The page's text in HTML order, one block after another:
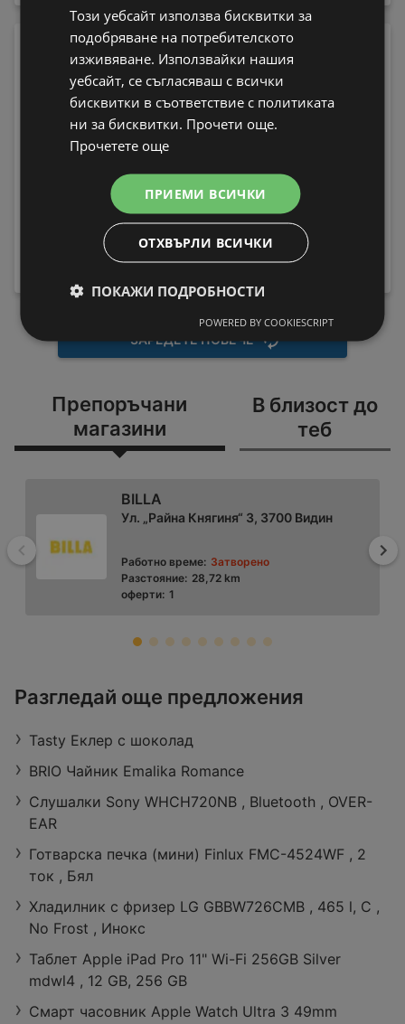
Пералня Crown ALW
80T , 5.00 kg, 800 об./
мин., D
-13%
Електрическа четка
за зъби Philips
HX9911/17 Sonicare
189,99 € / 371,59 лв.
219 € / 428,33
ЗАРЕДЕТЕ ПОВЕЧЕ
Препоръчани
магазини
В близост до
теб
Назад
BILLA
Ул. „Райна Княгиня“ 3, 3700 Видин
Работно време: Затворено
Разстояние: 28,72 km
оферти: 1
Retail Park Vidin, бул. „Панония“ 43,
Работно време:
Разстояние:
27,29 km
Разгледай още предложения
Tasty Еклер с шоколад
BRIO Чайник Emalika Romance
Слушалки Sony WHCH720NB , Bluetooth , OVER-
EAR
Готварска печка (мини) Finlux FMC-4524WF , 2
ток , Бял
Хладилник с фризер LG GBBW726CMB , 465 l, C ,
No Frost , Инокс
Таблет Apple iPad Pro 11" Wi-Fi 256GB Silver
mdwl4 , 12 GB, 256 GB
Смарт часовник Apple Watch Ultra 3 49mm
Този уебсайт използва бисквитки за
подобряване на потребителското
изживяване. Използвайки нашия
уебсайт, се съгласяваш с всички
бисквитки в съответствие с политиката
ни за бисквитки. Прочети още.
Прочетете още
ПРИЕМИ ВСИЧКИ
ОТХВЪРЛИ ВСИЧКИ
ПОКАЖИ ПОДРОБНОСТИ
POWERED BY COOKIESCRIPT